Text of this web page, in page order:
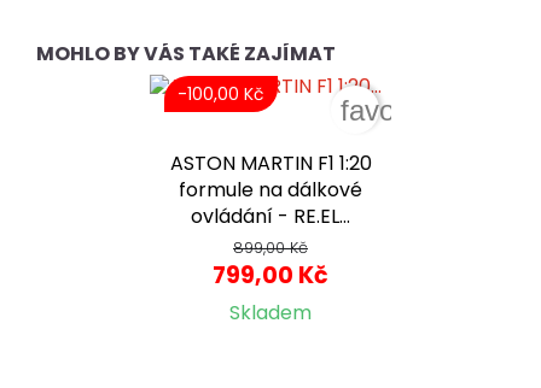
MOHLO BY VÁS TAKÉ ZAJÍMAT
ASTON MARTIN F1 1:20
formule na dálkové
ovládání - RE.EL...
899,00 Kč
799,00 Kč
Skladem
-100,00 Kč
favorite_border